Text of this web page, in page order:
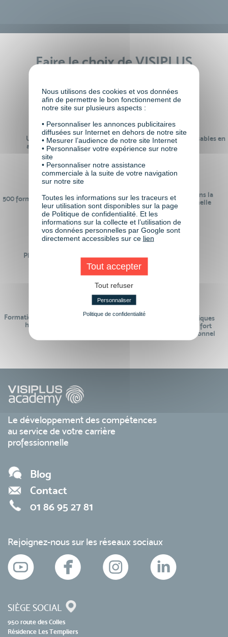
Faire le choix de VISIPLUS
Un réseau de 22 000
anciens participants
100% des formations réalisables en
digital learning
500 formations pour se préparer au
monde de demain
24 ans d'expérience dans la
formation professionnelle
Plus de 50 formations
Des intervenants
Formations réalisables pendant ou
hors temps de travail
Des contenus pédagogiques
« de pointe » et en lien fort
avec le monde professionnel
Le développement des compétences
au service de votre carrière
professionnelle
Blog
Contact
01 86 95 27 81
Rejoignez-nous sur les réseaux sociaux
SIÈGE SOCIAL
950 route des Colles
Résidence Les Templiers
Nous utilisons des cookies et vos données
afin de permettre le bon fonctionnement de
notre site sur plusieurs aspects :
• Personnaliser les annonces publicitaires
diffusées sur Internet en dehors de notre site
• Mesurer l’audience de notre site Internet
• Personnaliser votre expérience sur notre
site
• Personnaliser notre assistance
commerciale à la suite de votre navigation
sur notre site
Toutes les informations sur les traceurs et
leur utilisation sont disponibles sur la page
de Politique de confidentialité. Et les
informations sur la collecte et l’utilisation de
vos données personnelles par Google sont
directement accessibles sur ce lien
Tout accepter
Tout refuser
Personnaliser
Politique de confidentialité